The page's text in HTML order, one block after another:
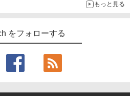
もっと見る
をフォローする